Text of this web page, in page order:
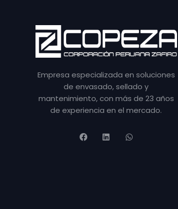
Empresa especializada en soluciones
de envasado, sellado y
mantenimiento, con más de 23 años
de experiencia en el mercado.